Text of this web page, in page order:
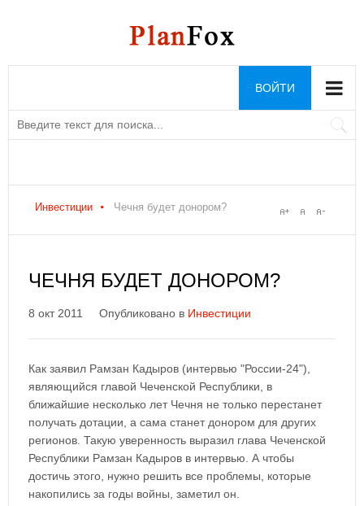
ВОЙТИ
Инвестиции Чечня будет донором?
ЧЕЧНЯ БУДЕТ ДОНОРОМ?
8 окт 2011 Опубликовано в Инвестиции
Как заявил Рамзан Кадыров (интервью "России-24"),
являющийся главой Чеченской Республики, в
ближайшие несколько лет Чечня не только перестанет
получать дотации, а сама станет донором для других
регионов. Такую уверенность выразил глава Чеченской
Республики Рамзан Кадыров в интервью. А чтобы
достичь этого, нужно решить все проблемы, которые
накопились за годы войны, заметил он.